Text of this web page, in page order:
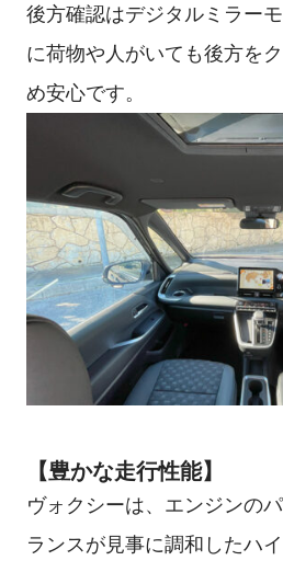
後方確認はデジタルミラー
に荷物や人がいても後方を
め安心です。
【豊かな走行性能】
ヴォクシーは、エンジンの
ランスが見事に調和したハ